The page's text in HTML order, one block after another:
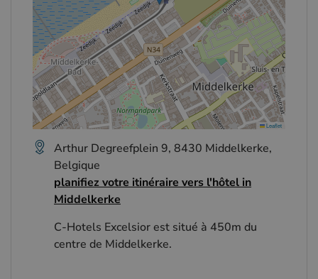
Leaflet
Arthur Degreefplein 9, 8430 Middelkerke,
Belgique
planifiez votre itinéraire vers l'hôtel in
Middelkerke
C-Hotels Excelsior est situé à 450m du
centre de Middelkerke.